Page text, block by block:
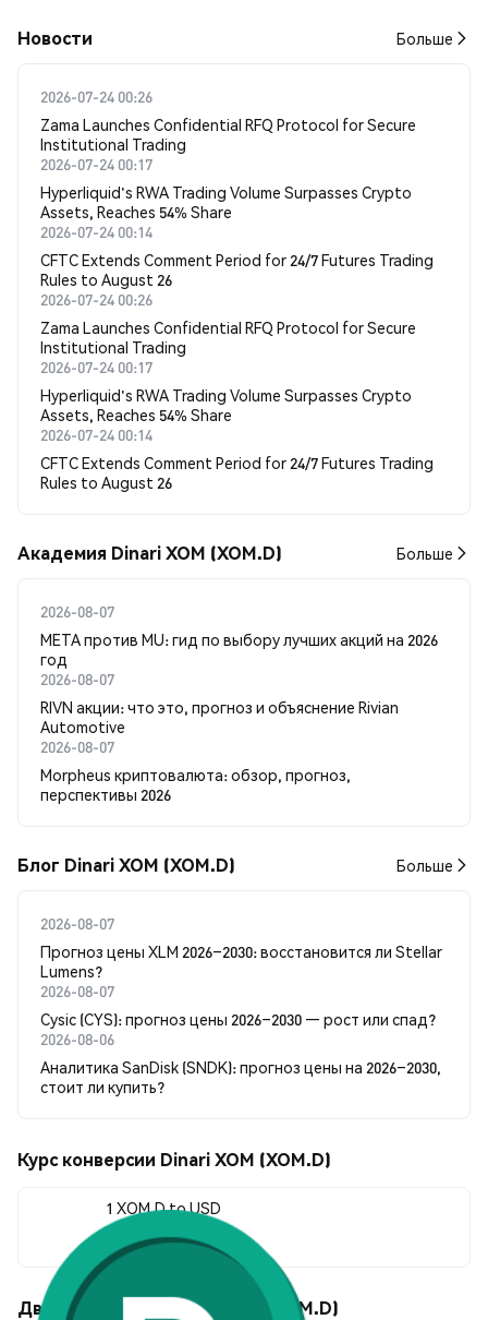
Новости Больше
2026-07-24 00:26
Zama Launches Confidential RFQ Protocol for Secure
Institutional Trading
2026-07-24 00:17
Hyperliquid's RWA Trading Volume Surpasses Crypto
Assets, Reaches 54% Share
2026-07-24 00:14
CFTC Extends Comment Period for 24/7 Futures Trading
Rules to August 26
2026-07-24 00:26
Zama Launches Confidential RFQ Protocol for Secure
Institutional Trading
2026-07-24 00:17
Hyperliquid's RWA Trading Volume Surpasses Crypto
Assets, Reaches 54% Share
2026-07-24 00:14
CFTC Extends Comment Period for 24/7 Futures Trading
Rules to August 26
Академия Dinari XOM (XOM.D) Больше
2026-08-07
META против MU: гид по выбору лучших акций на 2026
год
2026-08-07
RIVN акции: что это, прогноз и объяснение Rivian
Automotive
2026-08-07
Morpheus криптовалюта: обзор, прогноз,
перспективы 2026
Блог Dinari XOM (XOM.D) Больше
2026-08-07
Прогноз цены XLM 2026–2030: восстановится ли Stellar
Lumens?
2026-08-07
Cysic (CYS): прогноз цены 2026–2030 — рост или спад?
2026-08-06
Аналитика SanDisk (SNDK): прогноз цены на 2026–2030,
стоит ли купить?
Курс конверсии Dinari XOM (XOM.D)
1 XOM.D to USD
--
Движения цены Dinari XOM (XOM.D)